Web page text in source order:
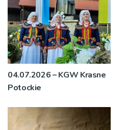
04.07.2026 – KGW Krasne
Potockie